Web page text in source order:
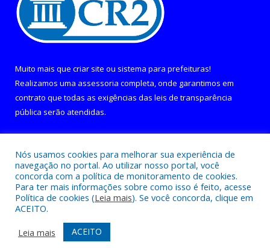
Muito mais que criar site ou sistema para prefeituras!
Realizamos uma assessoria completa, onde garantimos em
contrato que todas as exigências das leis de transparência
pública serão atendidas.
Todos os direitos reservados a Câmara Municipal de Curralinho.
Mapa do Site
Acessar Área Administrativa
Acessar Webmail
Nós usamos cookies para melhorar sua experiência de
navegação no portal. Ao utilizar nosso portal, você
concorda com a política de monitoramento de cookies.
Para ter mais informações sobre como isso é feito, acesse
Política de cookies (Leia mais). Se você concorda, clique em
ACEITO.
Leia mais
ACEITO